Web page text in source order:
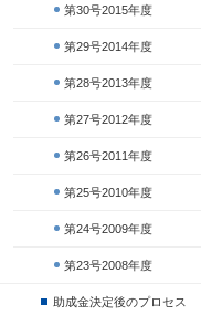
第30号2015年度
第29号2014年度
第28号2013年度
第27号2012年度
第26号2011年度
第25号2010年度
第24号2009年度
第23号2008年度
助成金決定後のプロセス